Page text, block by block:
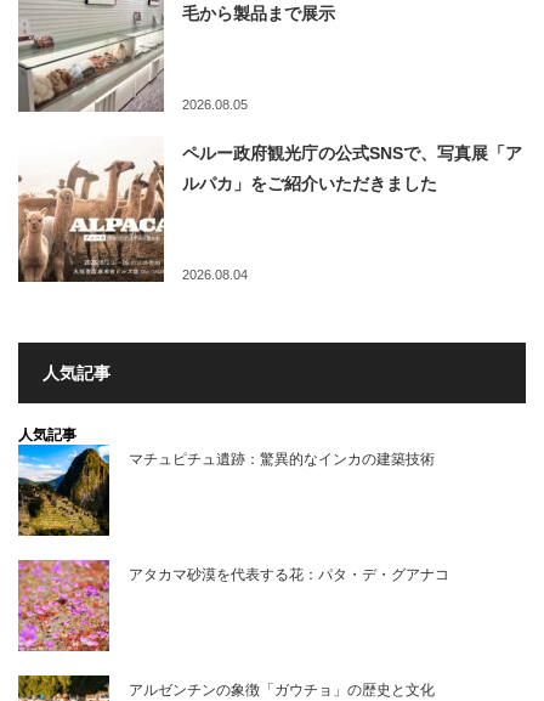
毛から製品まで展示
2026.08.05
ペルー政府観光庁の公式SNSで、写真展「ア
ルパカ」をご紹介いただきました
2026.08.04
人気記事
人気記事
マチュピチュ遺跡：驚異的なインカの建築技術
アタカマ砂漠を代表する花：パタ・デ・グアナコ
アルゼンチンの象徴「ガウチョ」の歴史と文化